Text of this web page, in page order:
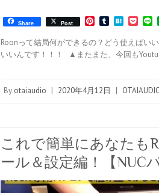
Share Post
P
n
t
e
s
T
m
b
l
H
t
e
n
P
c
k
e
L
n
e
Roonって結局何ができるの？どう使えばい
いいんです！！！ ▲またまた、今回も
By otaiaudio | 2020年4月12日 |
これで簡単にあなたも
ール＆設定編！【NUC